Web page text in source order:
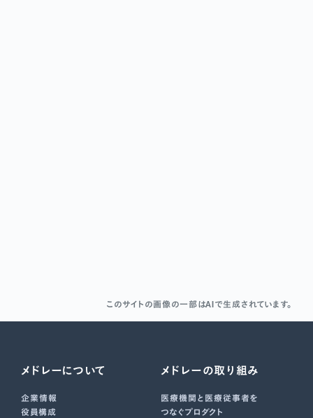
このサイトの画像の一部はAIで生成されています。
メドレーについて
企業情報
役員構成
メドレーの取り組み
医療機関と医療従事者を
つなぐプロダクト